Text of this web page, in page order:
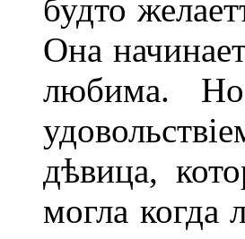
будто
Она
любима.
дѣвица,
могла когда